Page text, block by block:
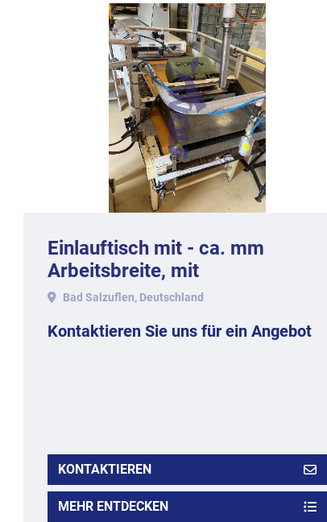
Einlauftisch mit - ca. mm
Arbeitsbreite, mit
Bad Salzuflen, Deutschland
Kontaktieren Sie uns für ein Angebot
KONTAKTIEREN
MEHR ENTDECKEN